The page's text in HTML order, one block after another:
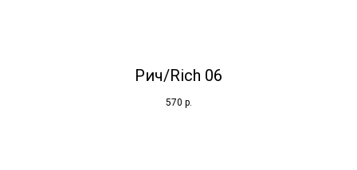
Рич/Rich 06
570 р.